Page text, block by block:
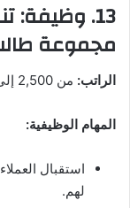
13. وظيفة:
مجموعة
الراتب: من 2,500 إلى 3,000 دولار شهريًا
المهام الوظيفية:
استقبال
لهم.